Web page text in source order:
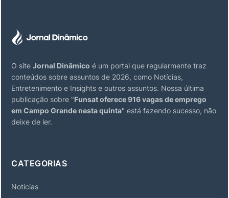
O site Jornal Dinâmico é um portal que regularmente traz
conteúdos sobre assuntos de 2026, como Notícias,
Entretenimento e Insights e outros assuntos. Nossa última
publicação sobre "Funsat oferece 916 vagas de emprego
em Campo Grande nesta quinta" está fazendo sucesso, não
deixe de ler.
CATEGORIAS
Notícias